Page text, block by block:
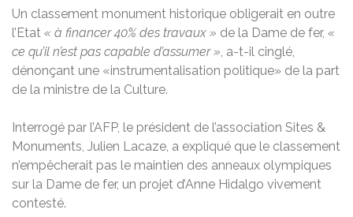
Un classement monument historique obligerait en outre
l’Etat « à financer 40% des travaux » de la Dame de fer, «
ce qu’il n’est pas capable d’assumer » , a-t-il cinglé,
dénonçant une «instrumentalisation politique» de la part
de la ministre de la Culture.
Interrogé par l’AFP, le président de l’association Sites &
Monuments, Julien Lacaze, a expliqué que le classement
n’empêcherait pas le maintien des anneaux olympiques
sur la Dame de fer, un projet d’Anne Hidalgo vivement
contesté.